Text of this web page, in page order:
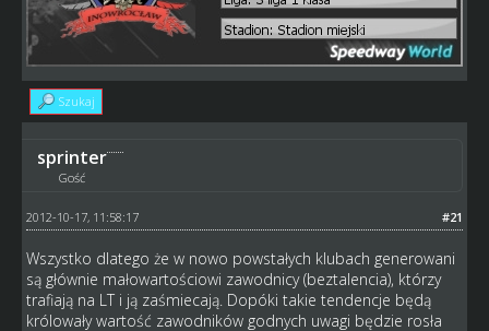
Szukaj
sprinter
Gość
#21
2012-10-17, 11:58:17
Wszystko dlatego że w nowo powstałych klubach generowani
są głównie małowartościowi zawodnicy (beztalencia), którzy
trafiają na LT i ją zaśmiecają. Dopóki takie tendencje będą
królowały wartość zawodników godnych uwagi będzie rosła